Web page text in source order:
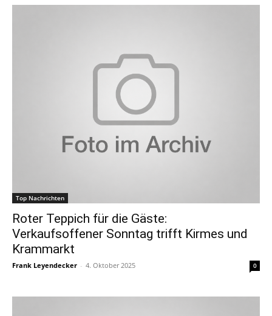
Top Nachrichten
Roter Teppich für die Gäste:
Verkaufsoffener Sonntag trifft Kirmes und
Krammarkt
Frank Leyendecker - 4. Oktober 2025 0